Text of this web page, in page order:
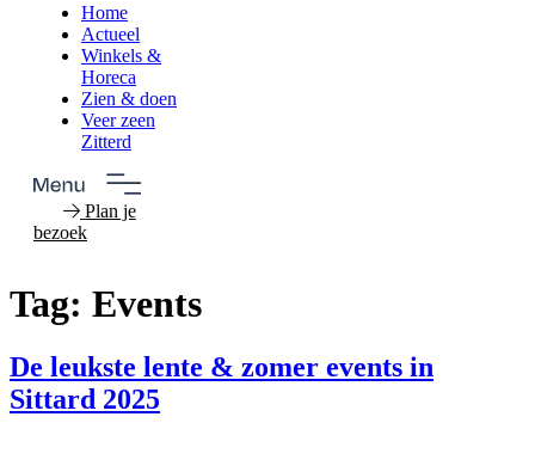
Home
Actueel
Winkels &
Horeca
Zien & doen
Veer zeen
Zitterd
Plan je
bezoek
Tag: Events
De leukste lente & zomer events in
Sittard 2025